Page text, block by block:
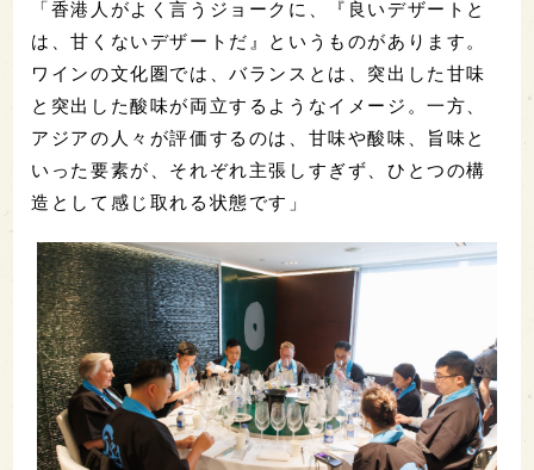
「香港人がよく言うジョークに、『良いデザートと
は、甘くないデザートだ』というものがあります。
ワインの文化圏では、バランスとは、突出した甘味
と突出した酸味が両立するようなイメージ。一方、
アジアの人々が評価するのは、甘味や酸味、旨味と
いった要素が、それぞれ主張しすぎず、ひとつの構
造として感じ取れる状態です」